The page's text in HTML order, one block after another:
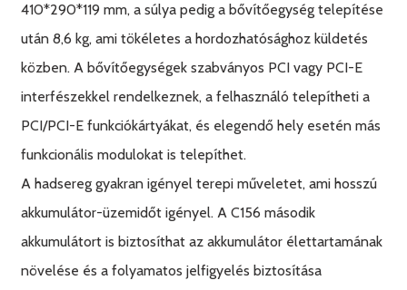
410*290*119 mm, a súlya pedig a bővítőegység telepítése
után 8,6 kg, ami tökéletes a hordozhatósághoz küldetés
közben. A bővítőegységek szabványos PCI vagy PCI-E
interfészekkel rendelkeznek, a felhasználó telepítheti a
PCI/PCI-E funkciókártyákat, és elegendő hely esetén más
funkcionális modulokat is telepíthet.
A hadsereg gyakran igényel terepi műveletet, ami hosszú
akkumulátor-üzemidőt igényel. A C156 második
akkumulátort is biztosíthat az akkumulátor élettartamának
növelése és a folyamatos jelfigyelés biztosítása